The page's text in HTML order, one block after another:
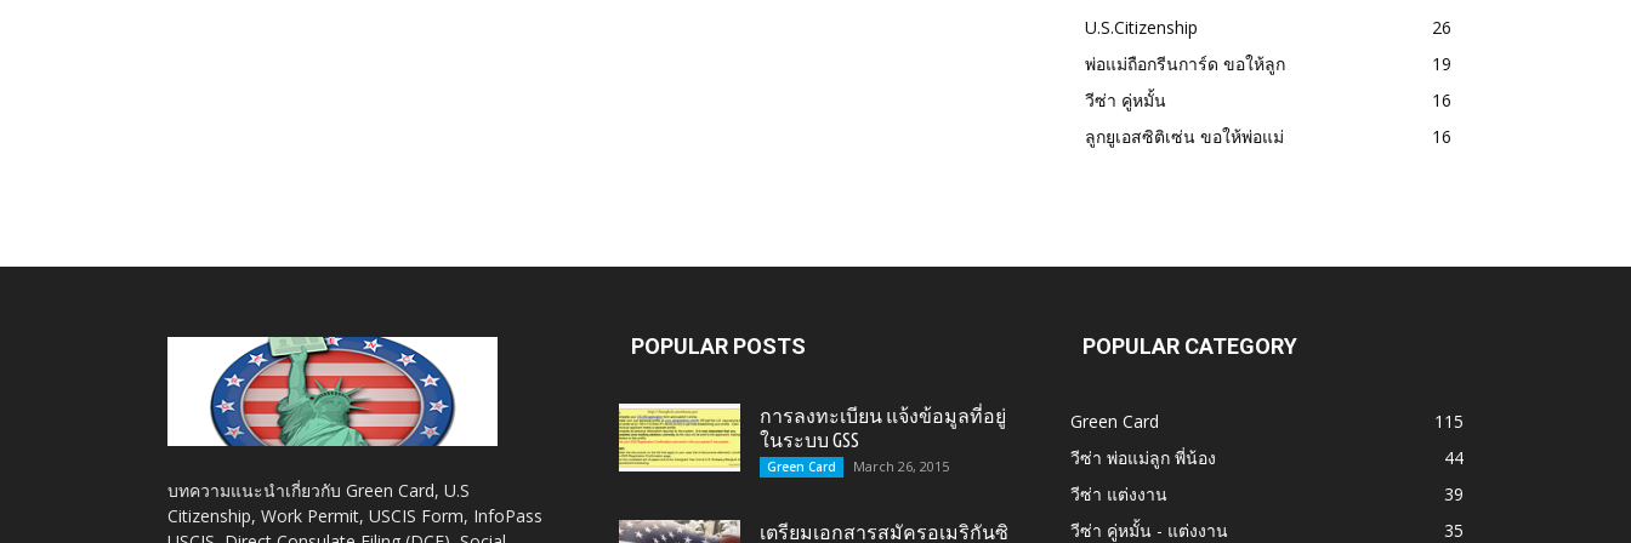
U.S.Citizenship
26
พ่อแม่ถือกรีนการ์ด ขอให้ลูก
19
วีซ่า คู่หมั้น
16
ลูกยูเอสซิติเซ่น ขอให้พ่อแม่
16
บทความแนะนำเกี่ยวกับ Green Card, U.S
Citizenship, Work Permit, USCIS Form, InfoPass
POPULAR POSTS
การลงทะเบียน แจ้งข้อมูลที่อยู่
ในระบบ GSS
Green Card March 26, 2015
เตรียมเอกสารสมัครอเมริกันซิ
POPULAR CATEGORY
Green Card
115
วีซ่า พ่อแม่ลูก พี่น้อง
44
วีซ่า แต่งงาน
39
วีซ่า คู่หมั้น - แต่งงาน
35